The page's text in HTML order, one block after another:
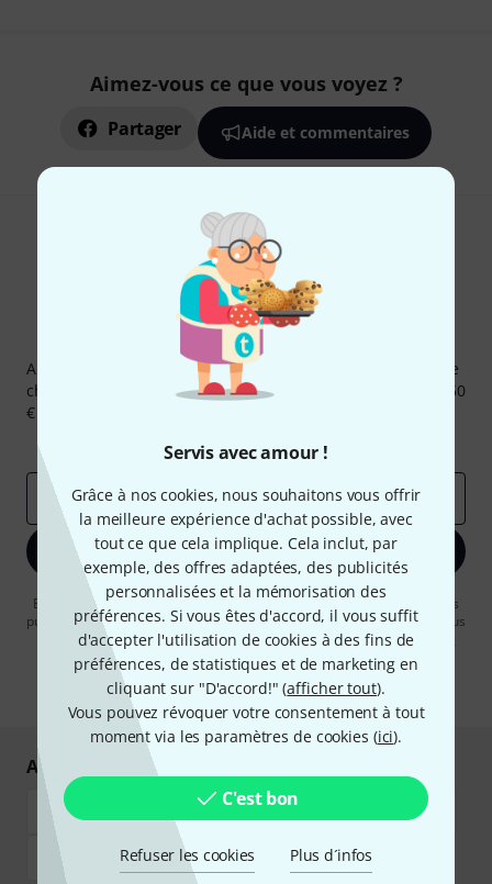
Servis avec amour !
Grâce à nos cookies, nous souhaitons vous offrir
la meilleure expérience d'achat possible, avec
tout ce que cela implique. Cela inclut, par
exemple, des offres adaptées, des publicités
personnalisées et la mémorisation des
préférences. Si vous êtes d'accord, il vous suffit
d'accepter l'utilisation de cookies à des fins de
préférences, de statistiques et de marketing en
cliquant sur "D'accord!" (afficher tout).
Vous pouvez révoquer votre consentement à tout
moment via les paramètres de cookies (ici).
C'est bon
Refuser les cookies Plus d´infos
Aimez-vous ce que vous voyez ?
Partager Aide et commentaires
Newsletters Thomann
Abonnez-vous à la newsletter Thomann et, avec un peu de
chance, gagnez l'un des 50 bons d'achat d'une valeur de 50
€ chacun!
Articles inspirants
Aperçus Thomann
Adresse e-mail*
S'inscrire maintenant
En cliquant sur "S'inscrire maintenant", vous acceptez de recevoir des
publicités par e-mail. La désinscription est possible à tout moment. Vous
pouvez trouver plus d'informations à ce sujet dans notrePolitique de
confidentialité
* Requis
Achetez et payez en toute sécurité